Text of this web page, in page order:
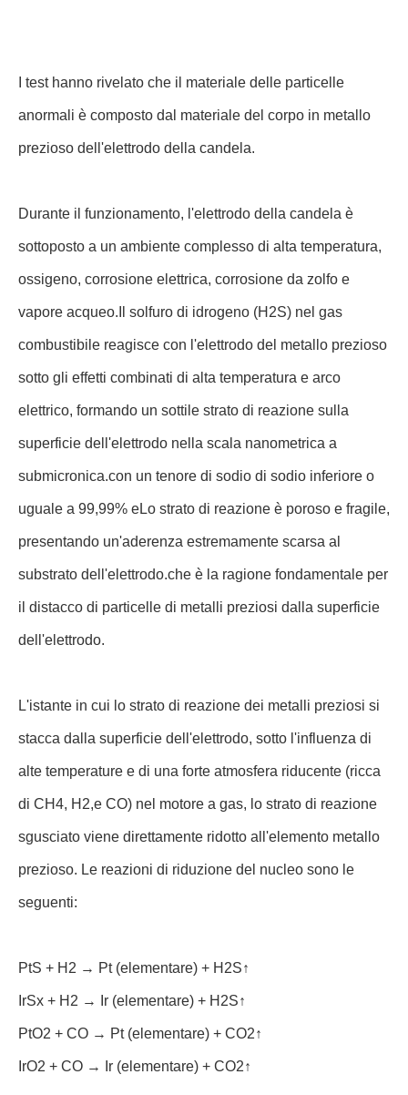
I test hanno rivelato che il materiale delle particelle
anormali è composto dal materiale del corpo in metallo
prezioso dell'elettrodo della candela.
Durante il funzionamento, l'elettrodo della candela è
sottoposto a un ambiente complesso di alta temperatura,
ossigeno, corrosione elettrica, corrosione da zolfo e
vapore acqueo.Il solfuro di idrogeno (H2S) nel gas
combustibile reagisce con l'elettrodo del metallo prezioso
sotto gli effetti combinati di alta temperatura e arco
elettrico, formando un sottile strato di reazione sulla
superficie dell'elettrodo nella scala nanometrica a
submicronica.con un tenore di sodio di sodio inferiore o
uguale a 99,99% eLo strato di reazione è poroso e fragile,
presentando un'aderenza estremamente scarsa al
substrato dell'elettrodo.che è la ragione fondamentale per
il distacco di particelle di metalli preziosi dalla superficie
dell'elettrodo.
L'istante in cui lo strato di reazione dei metalli preziosi si
stacca dalla superficie dell'elettrodo, sotto l'influenza di
alte temperature e di una forte atmosfera riducente (ricca
di CH4, H2,e CO) nel motore a gas, lo strato di reazione
sgusciato viene direttamente ridotto all'elemento metallo
prezioso. Le reazioni di riduzione del nucleo sono le
seguenti:
PtS + H2 → Pt (elementare) + H2S↑
IrSx + H2 → Ir (elementare) + H2S↑
PtO2 + CO → Pt (elementare) + CO2↑
IrO2 + CO → Ir (elementare) + CO2↑